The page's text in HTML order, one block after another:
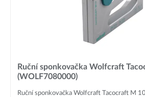
Ruční sponkovačka Wolfcraft
(WOLF7080000)
Ruční sponkovačka Wolfcraft Tacocraft M